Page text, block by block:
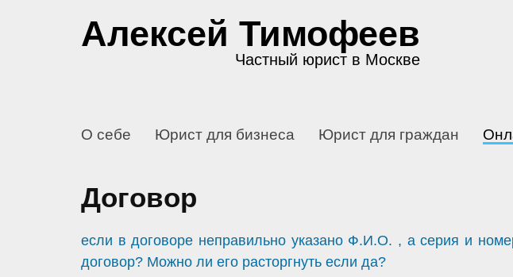
Алексей Тимофеев
Частный юрист в Москве
О себе Юрист для бизнеса Юрист для граждан
Договор
если в договоре неправильно указано Ф.И.О. , а серия и
договор? Можно ли его расторгнуть если да?